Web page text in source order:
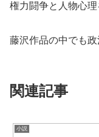
権力闘争と人物心理
藤沢作品の中でも政
関連記事
小説